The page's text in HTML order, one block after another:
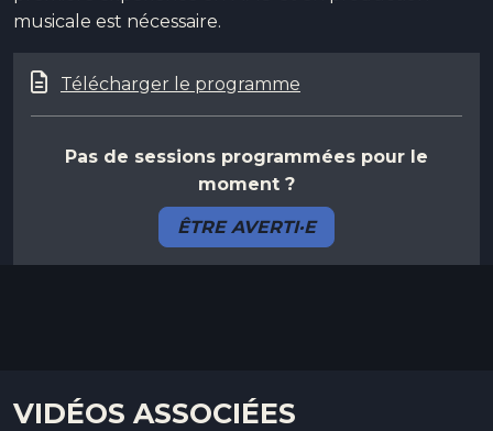
musicale est nécessaire.
Télécharger le programme
Pas de sessions programmées pour le
moment ?
ÊTRE AVERTI·E
VIDÉOS ASSOCIÉES